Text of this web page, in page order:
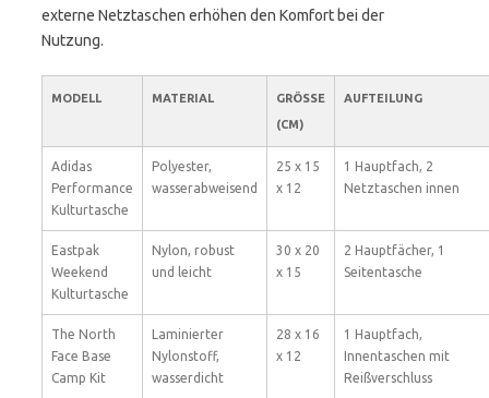
externe Netztaschen erhöhen den Komfort bei der
Nutzung.
MODELL MATERIAL
GRÖSSE (
CM)
AUFTEILUNG
Adidas
Performance
Kulturtasche
Polyester,
wasserabweisend
25 x 15
x 12
1 Hauptfach, 2
Netztaschen innen
Eastpak
Weekend
Kulturtasche
Nylon, robust
und leicht
30 x 20
x 15
2 Hauptfächer, 1
Seitentasche
The North
Face Base
Camp Kit
Laminierter
Nylonstoff,
wasserdicht
28 x 16
x 12
1 Hauptfach,
Innentaschen mit
Reißverschluss